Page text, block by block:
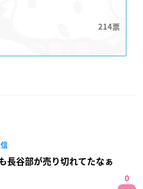
214
長谷部が売り切れてたなぁ
0